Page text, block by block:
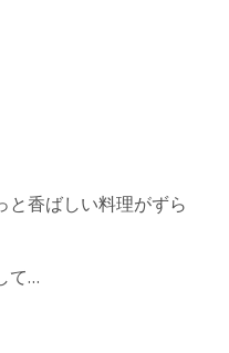
と香ばしい料理がずら
て…